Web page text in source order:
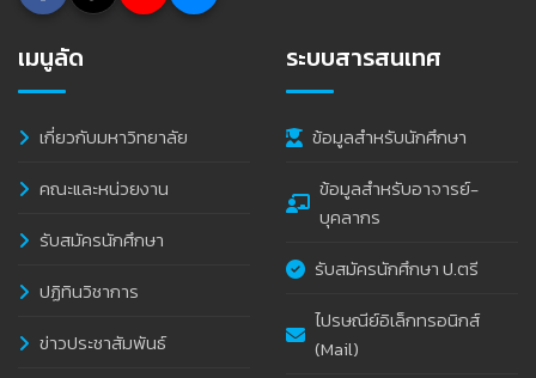
เมนูลัด
เกี่ยวกับมหาวิทยาลัย
คณะและหน่วยงาน
รับสมัครนักศึกษา
ปฏิทินวิชาการ
ข่าวประชาสัมพันธ์
ระบบสารสนเทศ
ข้อมูลสำหรับนักศึกษา
ข้อมูลสำหรับอาจารย์-
บุคลากร
รับสมัครนักศึกษา ป.ตรี
ไปรษณีย์อิเล็กทรอนิกส์
(Mail)